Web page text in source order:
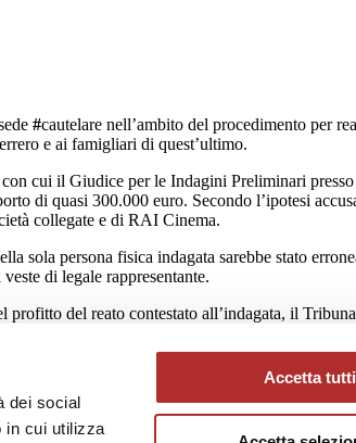
dei social
in cui utilizza
Accetta tutti
#cautelare nell’ambito del procedimento per
e ai famigliari di quest’ultimo.
cui il Giudice per le Indagini Preliminari
di quasi 300.000 euro. Secondo l’ipotesi
collegate e di RAI Cinema.
sola persona fisica indagata sarebbe stato
di legale rappresentante.
del reato contestato all’indagata, il
la delega ad operare su un conto corrente,
occorrendo ulteriori elementi di fatto sui quali
Elementi che, nel caso in esame, non